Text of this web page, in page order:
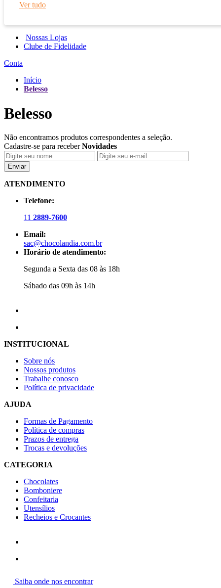
Ver tudo
Nossas Lojas
Clube de Fidelidade
Conta
Início
Belesso
Belesso
Não encontramos produtos correspondentes a seleção.
Cadastre-se para receberNovidades
Enviar
ATENDIMENTO
Telefone:
11 2889-7600
Email:
sac@chocolandia.com.br
Horário de atendimento:
Segunda a Sexta das 08 às 18h
Sábado das 09h às 14h
INSTITUCIONAL
Sobre nós
Nossos produtos
Trabalhe conosco
Política de privacidade
AJUDA
Formas de Pagamento
Política de compras
Prazos de entrega
Trocas e devoluções
CATEGORIA
Chocolates
Bomboniere
Confeitaria
Utensílios
Recheios e Crocantes
Saiba onde nos encontrar